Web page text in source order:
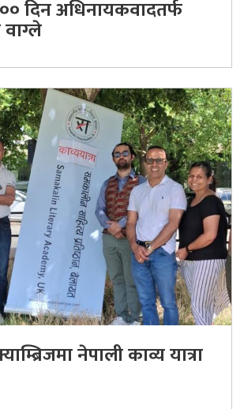
दिन अधिनायकवादतर्फ
नेपाली काव्य यात्रा